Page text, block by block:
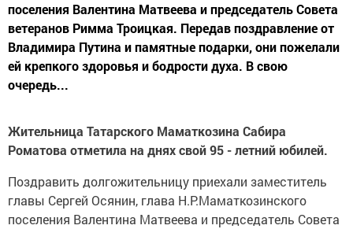
поселения Валентина Матвеева и председатель Совета
ветеранов Римма Троицкая. Передав поздравление от
Владимира Путина и памятные подарки, они пожелали
ей крепкого здоровья и бодрости духа. В свою
очередь...
Жительница Татарского Маматкозина Сабира
Роматова отметила на днях свой 95 - летний юбилей.
Поздравить долгожительницу приехали заместитель
главы Сергей Осянин, глава Н.Р.Маматкозинского
поселения Валентина Матвеева и председатель Совета